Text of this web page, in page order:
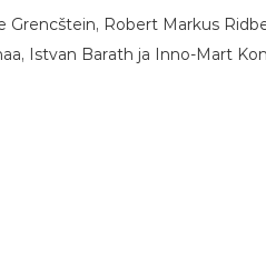
Robert Markus
Istvan Barath ja Inno-Mart